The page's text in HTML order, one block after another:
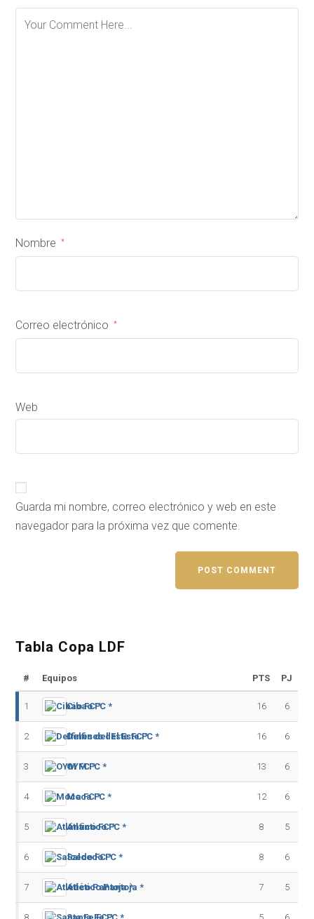
Nombre *
Correo electrónico *
Web
Guarda mi nombre, correo electrónico y web en este
navegador para la próxima vez que comente.
Tabla Copa LDF
# Equipos PTS PJ
1 Cibao FC * 16 6
2 Delfines del Este FC * 16 6
3 OYM FC * 13 6
4 Moca FC * 12 6
5 Atlántico FC * 8 5
6 Salcedo FC * 8 6
7 Atlético Pantoja * 7 5